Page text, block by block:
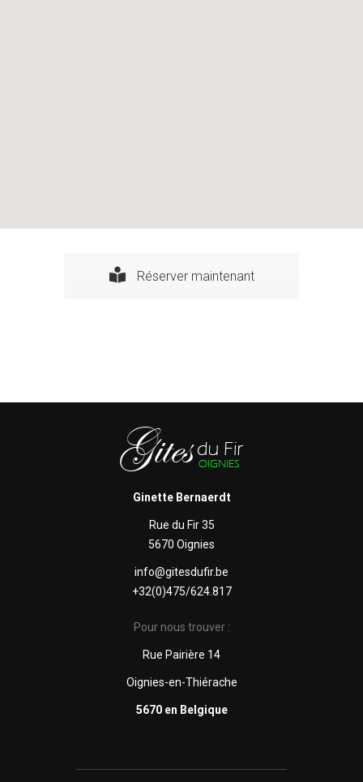
Réserver maintenant
Ginette Bernaerdt
Rue du Fir 35
5670 Oignies
info@gitesdufir.be
+32(0)475/624.817
Pour nous trouver :
Rue Pairière 14
Oignies-en-Thiérache
5670 en Belgique